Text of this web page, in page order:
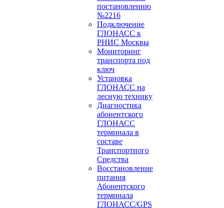
постановлению
№2216
Подключение
ГЛОНАСС к
РНИС Москвы
Мониторинг
транспорта под
ключ
Установка
ГЛОНАСС на
лесную технику
Диагностика
абонентского
ГЛОНАСС
терминала в
составе
Транспортного
Средства
Восстановление
питания
Абонентского
терминала
ГЛОНАСС/GPS